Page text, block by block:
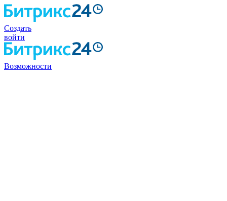
Создать
войти
Возможности